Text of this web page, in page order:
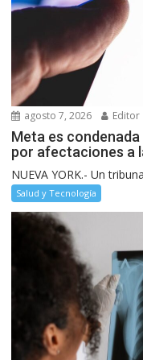
agosto 7, 2026 Editor
Meta es
por afectaciones a
NUEVA YORK.- Un
Salud y Tecnología